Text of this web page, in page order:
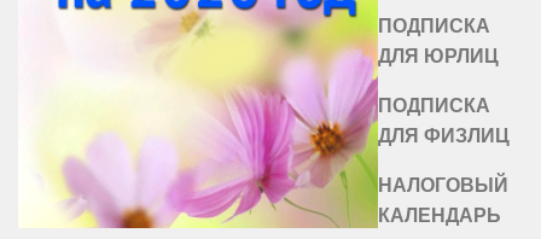
ПОДПИСКА
ДЛЯ ЮРЛИЦ
ПОДПИСКА
ДЛЯ ФИЗЛИЦ
НАЛОГОВЫЙ
КАЛЕНДАРЬ